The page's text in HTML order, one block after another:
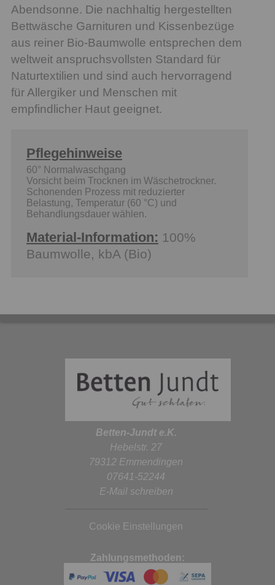
Abendsonne. Die nachhaltig hergestellten
Bettwäsche Garnituren und Kissenbezüge
aus reiner Bio-Baumwolle entsprechen dem
weltweit anspruchsvollsten Standard für
Naturtextilien und sind auch hervorragend
für Allergiker und Menschen mit
empfindlicher Haut geeignet.
Pflegehinweise
60° Normalwaschgang
Vorsicht beim Trocknen im Wäschetrockner.
Schonenden Prozess mit reduzierter
Belastung, Temperatur (60 °C) und
Behandlungsdauer wählen.
Material-Information: 100%
Baumwolle, kbA (Bio)
Betten-Jundt e.K.
Hebelstr. 27
79312 Emmendingen
07641-52244
E-Mail schreiben
Cookie Einstellungen
Zahlungsmethoden: